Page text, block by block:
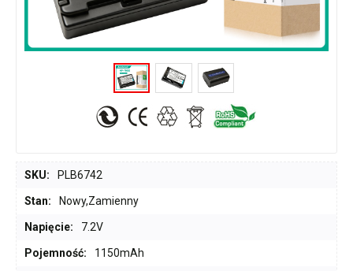
SKU: PLB6742
Stan: Nowy,Zamienny
Napięcie: 7.2V
Pojemność: 1150mAh